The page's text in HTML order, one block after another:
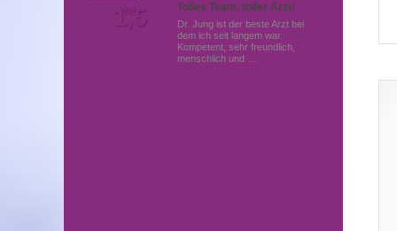
Tolles Team, toller Arzt!
Dr. Jung ist der beste Arzt bei
dem ich seit langem war.
Kompetent, sehr freundlich,
menschlich und …
Von Patienten
bewertet mit
Note
1,5